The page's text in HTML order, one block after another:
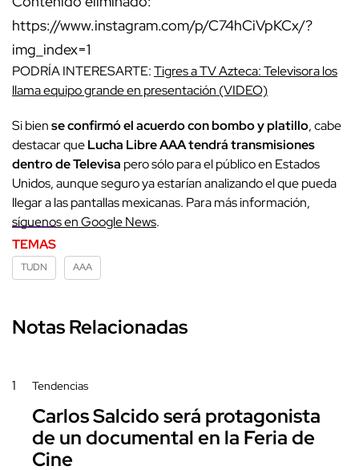
https://www.instagram.com/p/C74hCiVpKCx/?
img_index=1
PODRÍA INTERESARTE:Tigres a TV Azteca: Televisora los
llama equipo grande en presentación (VIDEO)
Si biense confirmó el acuerdo con bombo y platillo, cabe
destacar queLucha Libre AAA tendrá transmisiones
dentro de Televisa pero sólo para el público en Estados
Unidos, aunque seguro ya estarían analizando el que pueda
llegar a las pantallas mexicanas. Para más información,
síguenos en Google News.
TEMAS
TUDN AAA
Notas Relacionadas
1 Tendencias
Carlos Salcido será protagonista
de un documental en la Feria de
Cine